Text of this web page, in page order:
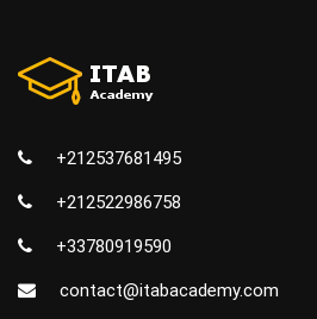
+212537681495
+212522986758
+33780919590
contact@itabacademy.com